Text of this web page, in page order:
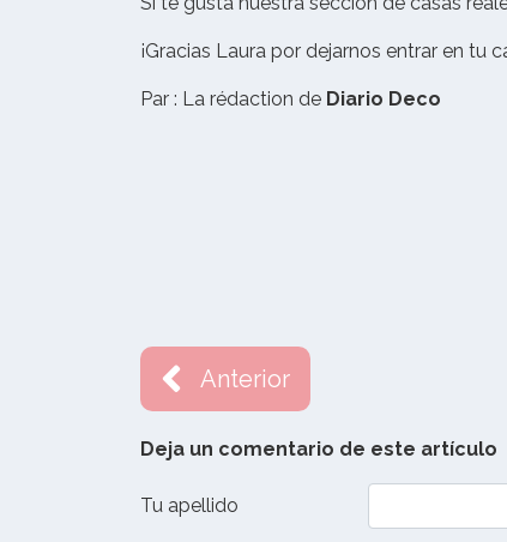
¡Gracias Laura por dejarnos entrar en tu
Par : La rédaction de Diario Deco
Anterior
Deja un comentario de este artículo
Tu apellido